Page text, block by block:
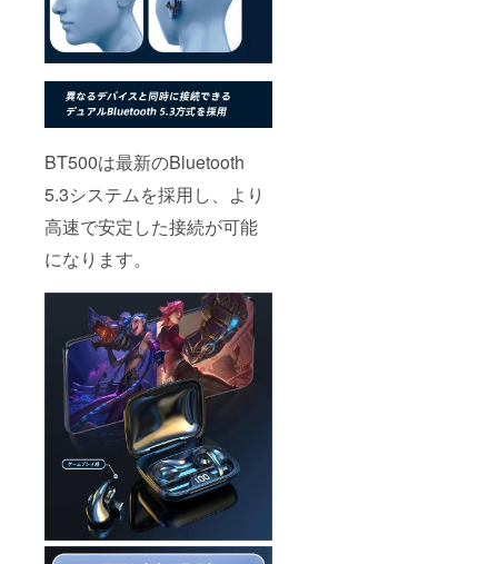
BT500は最新のBluetooth
5.3システムを採用し、より
高速で安定した接続が可能
になります。